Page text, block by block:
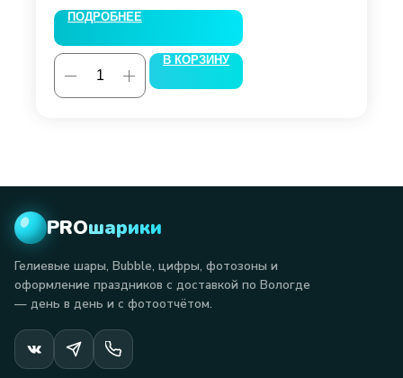
ПОДРОБНЕЕ
В КОРЗИНУ
PROшарики
Гелиевые шары, Bubble, цифры, фотозоны и
оформление праздников с доставкой по Вологде
— день в день и с фотоотчётом.